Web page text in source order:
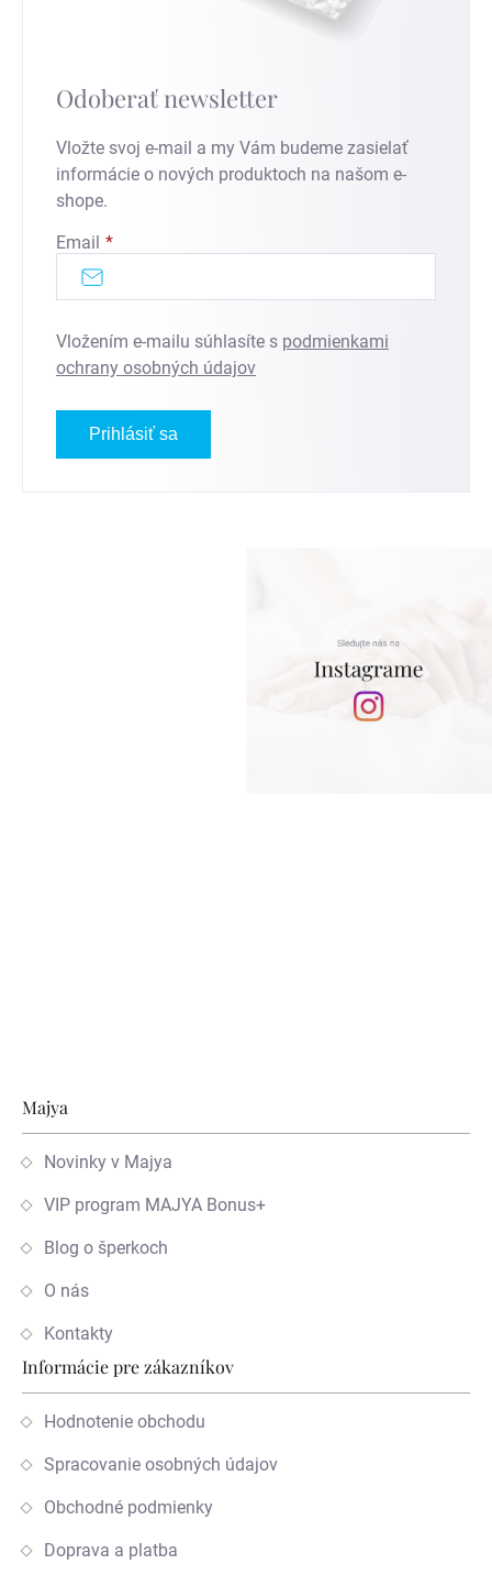
Odoberať newsletter
Vložte svoj e-mail a my Vám budeme zasielať
informácie o nových produktoch na našom e-
shope.
Email
Vložením e-mailu súhlasíte s podmienkami
ochrany osobných údajov
Prihlásiť sa
Zápätie
Majya
Novinky v Majya
VIP program MAJYA Bonus+
Blog o šperkoch
O nás
Kontakty
Informácie pre zákazníkov
Hodnotenie obchodu
Spracovanie osobných údajov
Obchodné podmienky
Doprava a platba